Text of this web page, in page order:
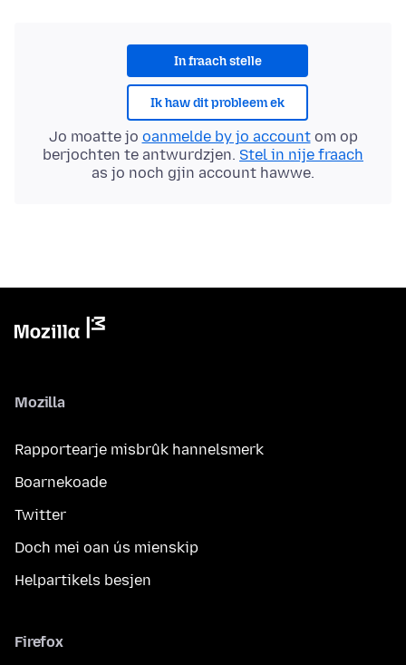
In fraach stelle
Ik haw dit probleem ek
Jo moatte jo oanmelde by jo accountom op
berjochten te antwurdzjen. Stel in nije fraach
as jo noch gjin account hawwe.
Mozilla
Rapportearje misbrûk hannelsmerk
Boarnekoade
Twitter
Doch mei oan ús mienskip
Helpartikels besjen
Firefox